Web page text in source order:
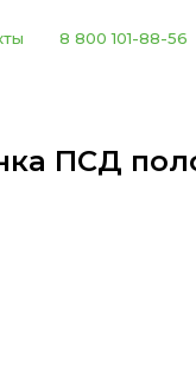
8 800 101-88-56
ПСД